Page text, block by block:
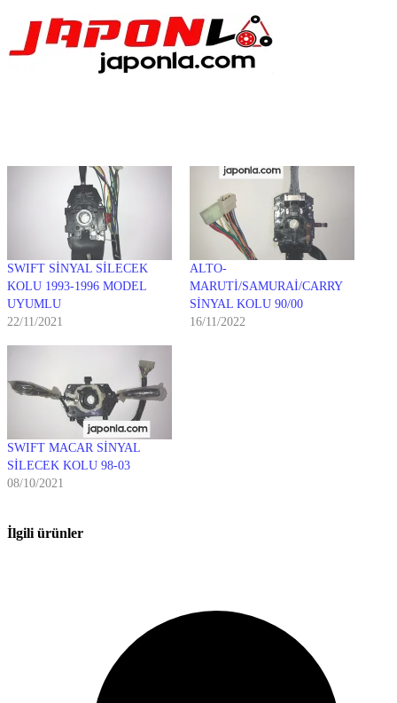
SWIFT SİNYAL SİLECEK
KOLU 1993-1996 MODEL
UYUMLU
22/11/2021
ALTO-
MARUTİ/SAMURAİ/CARRY
SİNYAL KOLU 90/00
16/11/2022
SWIFT MACAR SİNYAL
SİLECEK KOLU 98-03
08/10/2021
İlgili ürünler